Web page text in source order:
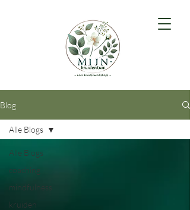
Blog
Alle Blogs
coaching
mindfulness
kruiden
Alle Blogs